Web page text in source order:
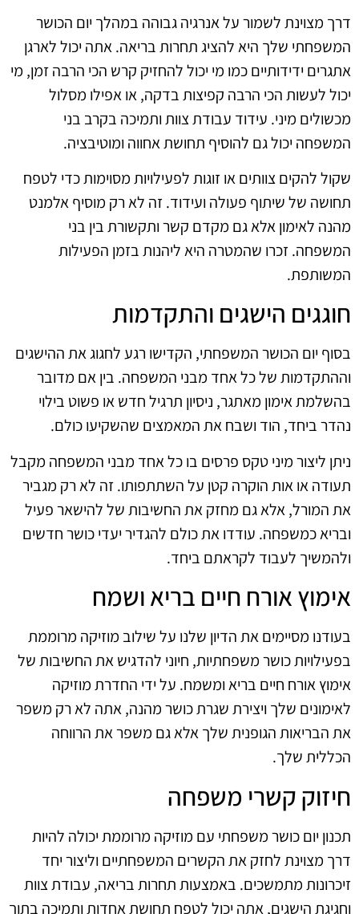
דרך מצוינת לשמור על אנרגיה גבוהה במהלך יום הכושר
המשפחתי שלך היא להציג תחרות בריאה. אתה יכול לארגן
אתגרים ידידותיים כמו מי יכול להחזיק קרש הכי הרבה זמן, מי
יכול לעשות הכי הרבה קפיצות בדקה, או אפילו מסלול
מכשולים מיני. עידוד עבודת צוות ותמיכה בקרב בני
המשפחה יכול גם להוסיף תחושת אחווה ומוטיבציה.
שקול להקים צוותים או זוגות לפעילויות מסוימות כדי לטפח
תחושה של שיתוף פעולה ועידוד. זה לא רק מוסיף אלמנט
מהנה לאימון אלא גם מקדם קשר ותקשורת בין בני
המשפחה. זכרו שהמטרה היא ליהנות בזמן הפעילות
המשותפת.
חוגגים הישגים והתקדמות
בסוף יום הכושר המשפחתי, הקדישו רגע לחגוג את ההישגים
וההתקדמות של כל אחד מבני המשפחה. בין אם מדובר
בהשלמת אימון מאתגר, ניסיון תרגיל חדש או פשוט בילוי
נהדר ביחד, הוד ושבח את המאמצים שהשקיעו כולם.
ניתן ליצור מיני טקס פרסים בו כל אחד מבני המשפחה מקבל
תעודה או אות הוקרה קטן על השתתפותו. זה לא רק מגביר
את המורל, אלא גם מחזק את החשיבות של להישאר פעיל
ובריא כמשפחה. עודדו את כולם להגדיר יעדי כושר חדשים
ולהמשיך לעבוד לקראתם ביחד.
אימוץ אורח חיים בריא ושמח
בעודנו מסיימים את הדיון שלנו על שילוב מוזיקה מרוממת
בפעילויות כושר משפחתיות, חיוני להדגיש את החשיבות של
אימוץ אורח חיים בריא ומשמח. על ידי החדרת מוזיקה
לאימונים שלך ויצירת שגרת כושר מהנה, אתה לא רק משפר
את הבריאות הגופנית שלך אלא גם משפר את הרווחה
הכללית שלך.
חיזוק קשרי משפחה
תכנון יום כושר משפחתי עם מוזיקה מרוממת יכולה להיות
דרך מצוינת לחזק את הקשרים המשפחתיים וליצור יחד
זיכרונות מתמשכים. באמצעות תחרות בריאה, עבודת צוות
וחגיגת הישגים, אתה יכול לטפח תחושת אחדות ותמיכה בתוך